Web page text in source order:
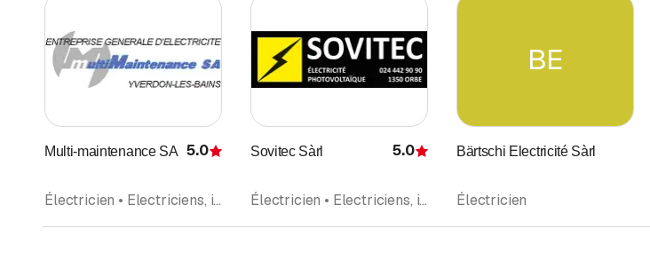
Multi-maintenance SA Évaluation
5.0
Électricien • Electriciens, installateurs • Contrôle d'électricité • Dépannage • Domotique • Electricité
Sovitec Sàrl Évaluation
5.0
Électricien • Electriciens, installateurs • Photovoltaïque panneaux solaires • Dépannage • Contrôle d'électricité • Domotique • Electricité • Installations d'Informatique
BE
Bärtschi Electricité Sàrl
Électricien